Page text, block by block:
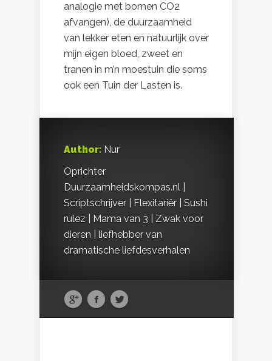
analogie met bomen CO2
afvangen), de duurzaamheid
van lekker eten en natuurlijk over
mijn eigen bloed, zweet en
tranen in m’n moestuin die soms
ook een Tuin der Lasten is.
Author: Nur
Oprichter
Duurzaamheidskompas.nl |
Scriptschrijver | Flexitariër | Sushi
rulez | Mama van 3 | Zwak voor
dieren | liefhebber van
dramatische liefdesverhalen